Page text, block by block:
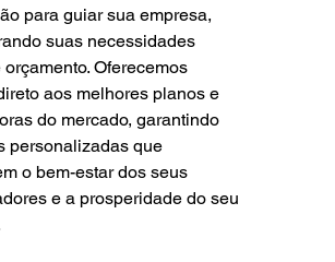
para guiar sua empresa,
suas necessidades
orçamento. Oferecemos
aos melhores planos e
do mercado, garantindo
personalizadas que
o bem-estar dos seus
e a prosperidade do seu